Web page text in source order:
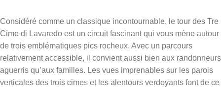
Considéré comme un classique incontournable, le tour des Tre
Cime di Lavaredo est un circuit fascinant qui vous mène autour
de trois emblématiques pics rocheux. Avec un parcours
relativement accessible, il convient aussi bien aux randonneurs
aguerris qu’aux familles. Les vues imprenables sur les parois
verticales des trois cimes et les alentours verdoyants font de ce